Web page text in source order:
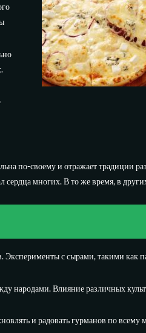
по-своему и отражает традиции
многих. В то же время, в
с сырами, такими как
народами. Влияние различных
и радовать гурманов по всему